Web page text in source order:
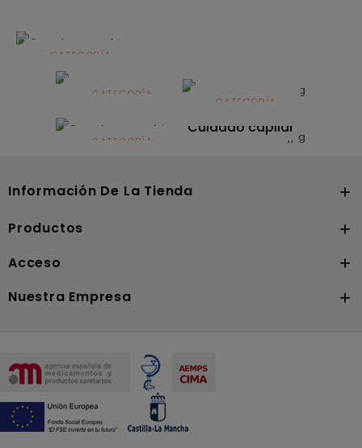
CATEGORÍA
Alimentación
infantilCATEGORÍA
Dermocosmética
CATEGORÍA
Solares
CATEGORÍA
Cuidado capilar
Información De La Tienda 
Productos 
Acceso 
Nuestra Empresa 